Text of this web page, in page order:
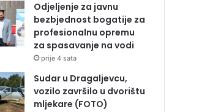
Odjeljenje za javnu
bezbjednost bogatije za
profesionalnu opremu
za spasavanje na vodi
prije 4 sata
Sudar u Dragaljevcu,
vozilo završilo u dvorištu
mljekare (FOTO)